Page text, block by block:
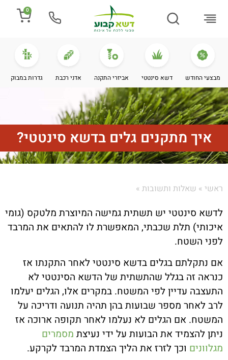
0
מבצעי החודש דשא סינטטי אביזרי התקנה אדני רכבת גדרות במבוק
איך מתקנים גלים בדשא סינטטי?
ראשי » שאלות ותשובות »
לדשא סינטטי יש תשתית גמישה המיוצרת מלטקס (גומי
איכותי) תלת שכבתי, המאפשרת לו להתאים את המרבד
לפני השטח.
אם נתקלתם בגלים בדשא סינטטי לאחר התקנתו אז
כנראה זה בגלל שהתשתית של הדשא הסינטטי לא
התעצבה עדיין לפי המשטח. במקרים אלו, הגלים יעלמו
לרב לאחר מספר שבועות בהן תהיה תנועה ודריכה על
המשטח. אם הגלים לא נעלמו לאחר תקופה ארוכה אז
ניתן להצמיד את הבועות על ידי נעיצת מסמרים
מגלוונים וכך לזרז את הליך הצמדת המרבד לקרקע.